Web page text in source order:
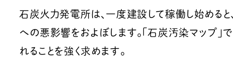
石炭火力発電所は、一度建設して稼働し始める
への悪影響をおよぼします。「石炭汚染マップ
れることを強く求めます。